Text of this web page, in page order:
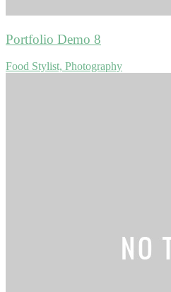
Portfolio Demo 8
Food Stylist, Photography